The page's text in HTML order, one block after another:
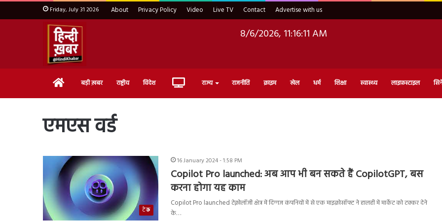
Friday, July 31 2026 About Privacy Policy Video Live TV Contact Advertise with us
8/6/2026, 11:16:12 AM
Home बड़ी ख़बर राष्ट्रीय विदेश Live राज्य राजनीति क्राइम खेल धर्म शिक्षा स्वास्थ्य लाइफ़स्टाइल
एमएस वर्ड
टेक
16 January 2024 - 1:58 PM
Copilot Pro launched: अब आप भी बन सकते हैं CopilotGPT, बस
करना होगा यह काम
Copilot Pro launched टेक्नोलॉजी क्षेत्र में दिग्गज कंपनियों में से एक माइक्रोसॉफ्ट ने हालही में मार्केट को टक्कर देने
के…